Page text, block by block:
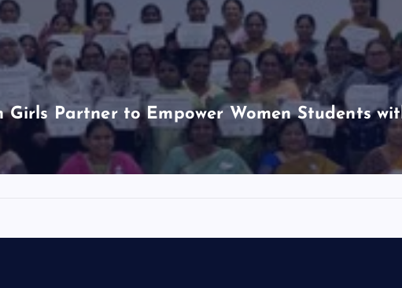
Partner to Empower Women Students